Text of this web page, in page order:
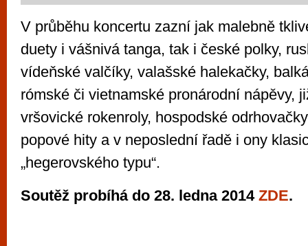
V průběhu koncertu zazní jak malebně
duety i vášnivá tanga, tak i české polky,
vídeňské valčíky, valašské halekačky,
rómské či vietnamské pronárodní nápěvy,
vršovické rokenroly, hospodské
popové hity a v neposlední řadě i ony
„hegerovského typu“.
Soutěž probíhá do 28. ledna 2014 ZDE.